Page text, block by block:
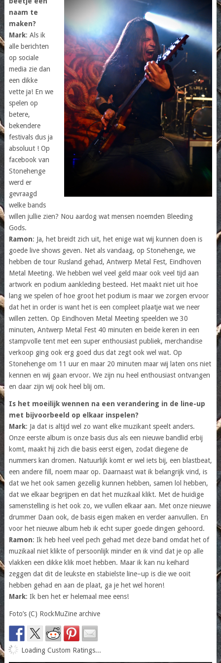
naam te
maken?
Mark: Als ik
alle berichten
op sociale
media zie dan
een dikke
vette ja! En we
spelen op
betere,
bekendere
festivals dus ja
absoluut ! Op
facebook van
Stonehenge
werd er
gevraagd
welke bands
willen jullie zien? Nou aardog wat mensen noemden Bleeding
Gods.
Ramon: Ja, het breidt zich uit, het enige wat wij kunnen doen is
goede live shows geven. Net als vandaag, op Stonehenge, we
hebben de tour Rusland gehad, Antwerp Metal Fest, Eindhoven
Metal Meeting. We hebben wel veel geld maar ook veel tijd aan
artwork en podium aankleding besteed. Het maakt niet uit hoe
lang we spelen of hoe groot het podium is maar we zorgen ervoor
dat het in order is want het is een compleet plaatje wat we neer
willen zetten. Op Eindhoven Metal Meeting speelden we 30
minuten, Antwerp Metal Fest 40 minuten en beide keren in een
stampvolle tent met een super enthousiast publiek, merchandise
verkoop ging ook erg goed dus dat zegt ook wel wat. Op
Stonehenge om 11 uur en maar 20 minuten maar wij laten ons niet
kennen en wij gaan ervoor. We zijn nu heel enthousiast ontvangen
en daar zijn wij ook heel blij om.
Is het moeilijk wennen na een verandering in de line-up
met bijvoorbeeld op elkaar inspelen?
Mark: Ja dat is altijd wel zo want elke muzikant speelt anders.
Onze eerste album is onze basis dus als een nieuwe bandlid erbij
komt, maakt hij zich die basis eerst eigen, zodat diegene de
nummers kan dromen. Natuurlijk komt er wel iets bij, een blastbeat,
een andere fill, noem maar op. Daarnaast wat ik belangrijk vind, is
dat we het ook samen gezellig kunnen hebben, samen lol hebben,
dat we elkaar begrijpen en dat het muzikaal klikt. Met de huidige
samenstelling is het ook zo, we vullen elkaar aan. Met onze nieuwe
drummer Daan ook, de basis eigen maken en verder aanvullen. En
voor het nieuwe album heb ik echt super goede dingen gehoord.
Ramon: Ik heb heel veel pech gehad met deze band omdat het of
muzikaal niet klikte of persoonlijk minder en ik vind dat je op alle
vlakken een dikke klik moet hebben. Maar ik kan nu keihard
zeggen dat dit de leukste en stabielste line–up is die we ooit
hebben gehad en aan de plaat, ga je het wel horen!
Mark: Ik ben het er helemaal mee eens!
Foto’s (C) RockMuZine archive
Loading Custom Ratings...